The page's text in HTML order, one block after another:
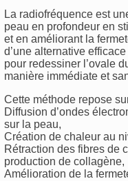
La radiofréquence est
peau en profondeur en
et en améliorant la
d’une alternative
pour redessiner l’ovale
manière immédiate et
Cette méthode repose
Diffusion d’ondes
sur la peau,
Création de chaleur au
Rétraction des fibres de
production de collagène,
Amélioration de la